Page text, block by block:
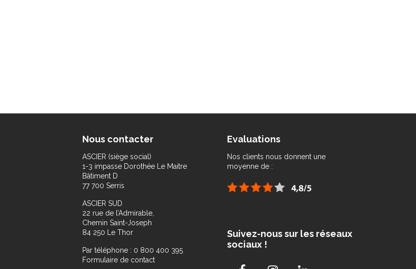
Nous contacter
ASCIER (siège social)
1-3 impasse Dorothée Le Maitre
Bâtiment D
77 700 Serris
ASCIER SUD
22 rue de l’Admirable,
Chemin Saint-Joseph
84 250 Le Thor
Par téléphone : 0 800 400 395
Formulaire de contact
Evaluations
Nos clients nous donnent une
moyenne de :
Suivez-nous sur les réseaux
sociaux !